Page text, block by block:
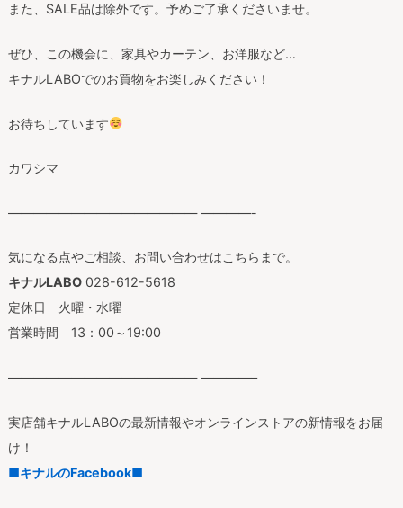
また、SALE品は除外です。予めご了承くださいませ。
ぜひ、この機会に、家具やカーテン、お洋服など…
キナルLABOでのお買物をお楽しみください！
お待ちしています
カワシマ
——————————————— ————-
気になる点やご相談、お問い合わせはこちらまで。
キナルLABO028-612-5618
定休日 火曜・水曜
営業時間 13：00～19:00
——————————————— ————–
実店舗キナルLABOの最新情報やオンラインストアの新情報をお届
け！
■キナルのFacebook■